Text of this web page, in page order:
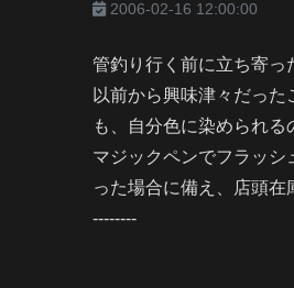
2006-02-16 12:00:00
管釣り行く前に立ち寄っ
以前から興味津々だった
も、自分色に染められる
マジックペンでフラッ
った場合に備え、店頭在
--------